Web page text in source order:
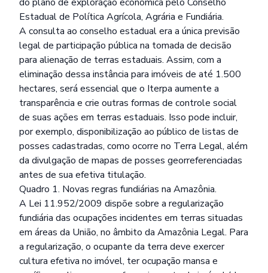
Estadual de Política Agrícola, Agrária e Fundiária.
A consulta ao conselho estadual era a única previsão
legal de participação pública na tomada de decisão
para alienação de terras estaduais. Assim, com a
eliminação dessa instância para imóveis de até 1.500
hectares, será essencial que o Iterpa aumente a
transparência e crie outras formas de controle social
de suas ações em terras estaduais. Isso pode incluir,
por exemplo, disponibilização ao público de listas de
posses cadastradas, como ocorre no Terra Legal, além
da divulgação de mapas de posses georreferenciadas
antes de sua efetiva titulação.
Quadro 1. Novas regras fundiárias na Amazônia.
A Lei 11.952/2009 dispõe sobre a regularização
fundiária das ocupações incidentes em terras situadas
em áreas da União, no âmbito da Amazônia Legal. Para
a regularização, o ocupante da terra deve exercer
cultura efetiva no imóvel, ter ocupação mansa e